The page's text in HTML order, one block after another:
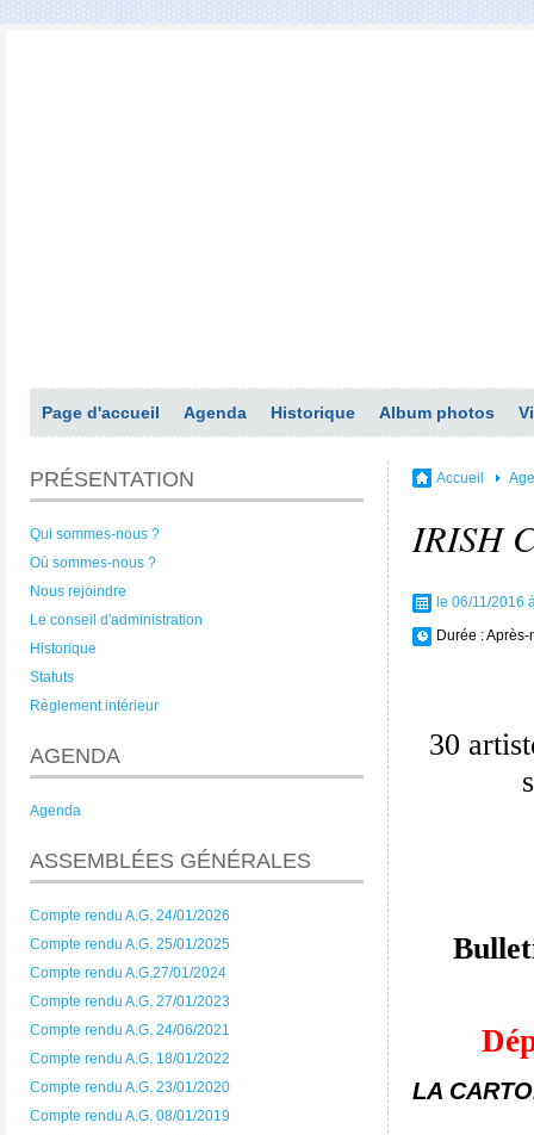
Page d'accueil Agenda Historique Album photos
PRÉSENTATION
Qui sommes-nous ?
Où sommes-nous ?
Nous rejoindre
Le conseil d'administration
Historique
Statuts
Règlement intérieur
AGENDA
Agenda
ASSEMBLÉES GÉNÉRALES
Compte rendu A.G. 24/01/2026
Compte rendu A.G. 25/01/2025
Compte rendu A.G.27/01/2024
Compte rendu A.G. 27/01/2023
Compte rendu A.G. 24/06/2021
Compte rendu A.G. 18/01/2022
Compte rendu A.G. 23/01/2020
Compte rendu A.G. 08/01/2019
Accueil
IRISH
le 06/11/2016
Durée :Après-
30
LA